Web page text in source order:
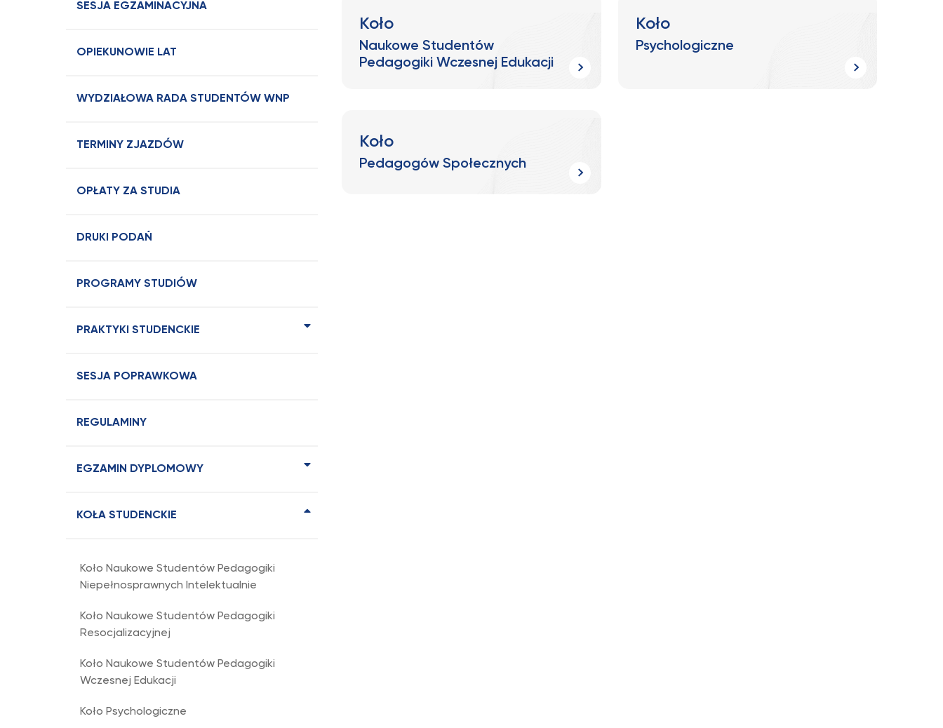
SESJA EGZAMINACYJNA
OPIEKUNOWIE LAT
WYDZIAŁOWA RADA STUDENTÓW WNP
TERMINY ZJAZDÓW
OPŁATY ZA STUDIA
DRUKI PODAŃ
PROGRAMY STUDIÓW
PRAKTYKI STUDENCKIE
SESJA POPRAWKOWA
REGULAMINY
EGZAMIN DYPLOMOWY
KOŁA STUDENCKIE
Koło Naukowe Studentów Pedagogiki
Niepełnosprawnych Intelektualnie
Koło Naukowe Studentów Pedagogiki
Resocjalizacyjnej
Koło Naukowe Studentów Pedagogiki
Wczesnej Edukacji
Koło Psychologiczne
Koło
Naukowe Studentów
Pedagogiki Wczesnej Edukacji
Koło
Psychologiczne
Koło
Pedagogów Społecznych